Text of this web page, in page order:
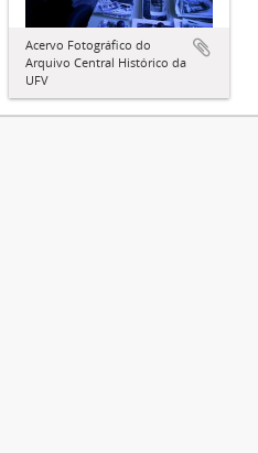
Acervo Fotográfico do
Arquivo Central Histórico da
UFV